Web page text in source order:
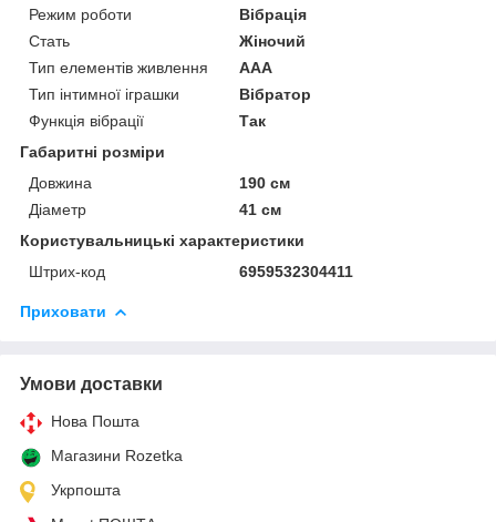
Режим роботи
Вібрація
Стать
Жіночий
Тип елементів живлення
AAA
Тип інтимної іграшки
Вібратор
Функція вібрації
Так
Габаритні розміри
Довжина
190 см
Діаметр
41 см
Користувальницькі характеристики
Штрих-код
6959532304411
Приховати
Умови доставки
Нова Пошта
Магазини Rozetka
Укрпошта